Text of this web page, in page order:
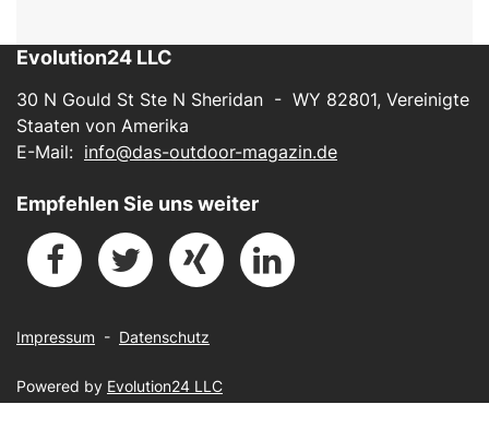
Evolution24 LLC
30 N Gould St Ste N Sheridan - WY 82801, Vereinigte
Staaten von Amerika
E-Mail: info@das-outdoor-magazin.de
Empfehlen Sie uns weiter
Impressum - Datenschutz
Powered by Evolution24 LLC